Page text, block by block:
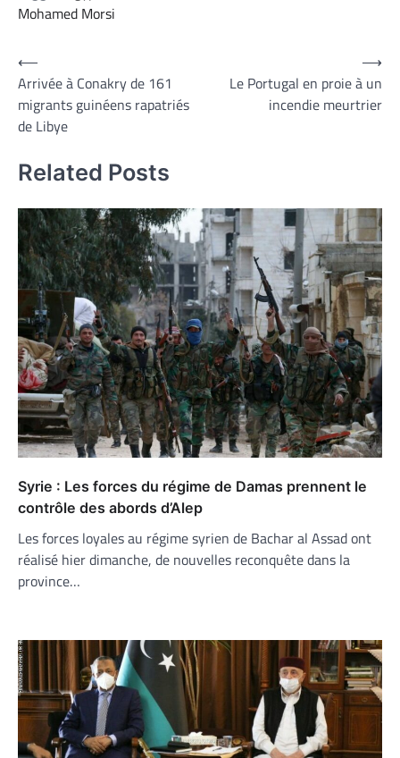
Mohamed Morsi
Navigation
de
l’article
⟵
Arrivée à Conakry de 161
migrants guinéens rapatriés
de Libye
Le Portugal en proie à un
incendie meurtrier
⟶
Related Posts
Syrie : Les forces du régime de Damas prennent le
contrôle des abords d’Alep
Les forces loyales au régime syrien de Bachar al Assad ont
réalisé hier dimanche, de nouvelles reconquête dans la
province…